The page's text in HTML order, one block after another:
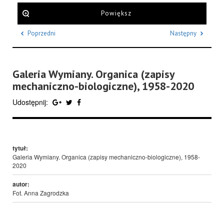
Powiększ
Poprzedni Następny
Galeria Wymiany. Organica (zapisy
mechaniczno-biologiczne), 1958-2020
Udostępnij:
tytuł:
Galeria Wymiany. Organica (zapisy mechaniczno-biologiczne), 1958-
2020
autor:
Fot. Anna Zagrodzka